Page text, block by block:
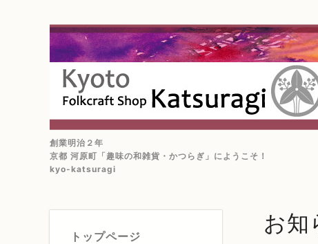
創業明治２年
京都 河原町「趣味の和雑貨・かつらぎ」にようこそ！
kyo-katsuragi
トップページ
お知